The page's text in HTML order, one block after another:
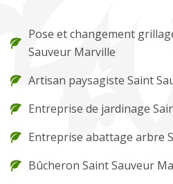
Pose et changement
Sauveur Marville
Artisan paysagiste Saint
Entreprise de jardinage
Entreprise abattage arbre
Bûcheron Saint Sauveur